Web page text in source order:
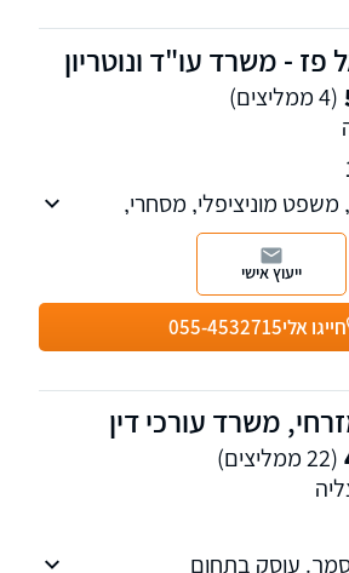
פז - משרד עו"ד ונוטריון
(4 ממליצים)
מוניציפלי, מסחרי,
דיני משפחה, נוטריון.
חייגו אלי055-4532715
ייעוץ אישי
משרד עורכי דין
(22 ממליצים)
עוסק בתחום